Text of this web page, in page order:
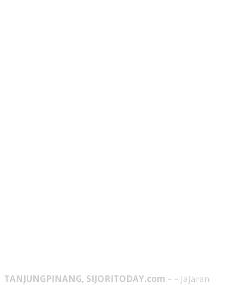
TANJUNGPINANG, SIJORITODAY.com – – Jajaran